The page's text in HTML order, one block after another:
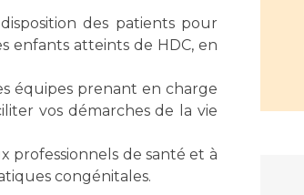
des patients pour
enfants atteints de HDC, en
équipes prenant en charge
vos démarches de la vie
professionnels de santé et à
congénitales.